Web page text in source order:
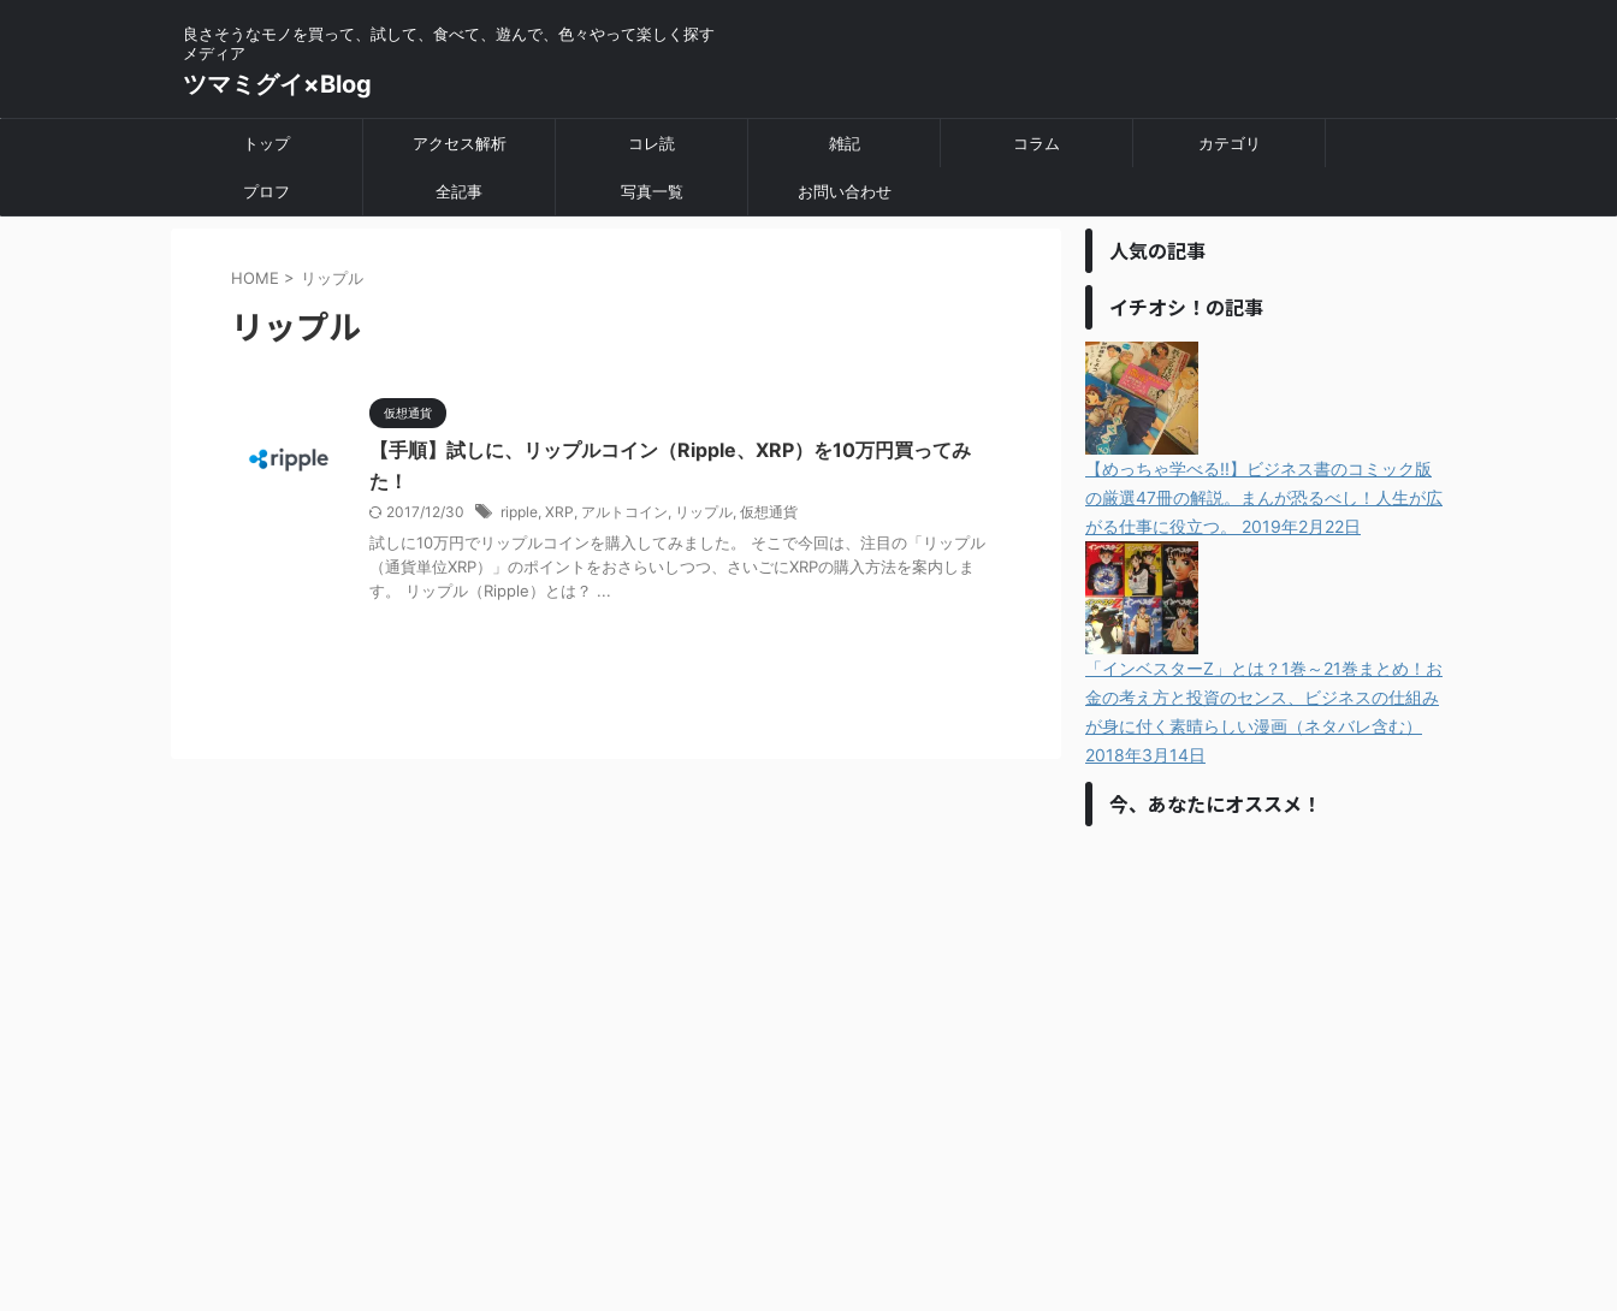
良さそうなモノを買って、試して、食べて、遊んで、色々やって楽しく探す
メディア
ツマミグイ×Blog
トップ アクセス解析 コレ読 雑記 コラム カテゴリ
プロフ 全記事 写真一覧 お問い合わせ
HOME > リップル
リップル
仮想通貨
【手順】試しに、リップルコイン（Ripple、XRP）を10万円買ってみ
た！
2017/12/30 ripple, XRP, アルトコイン, リップル, 仮想通貨
試しに10万円でリップルコインを購入してみました。 そこで今回は、注目の「リップル
（通貨単位XRP）」のポイントをおさらいしつつ、さいごにXRPの購入方法を案内しま
す。 リップル（Ripple）とは？ ...
人気の記事
イチオシ！の記事
【めっちゃ学べる!!】ビジネス書のコミック版
の厳選47冊の解説。まんが恐るべし！人生が広
がる仕事に役立つ。 2019年2月22日
「インベスターZ」とは？1巻～21巻まとめ！お
金の考え方と投資のセンス、ビジネスの仕組み
が身に付く素晴らしい漫画（ネタバレ含む）
2018年3月14日
今、あなたにオススメ！